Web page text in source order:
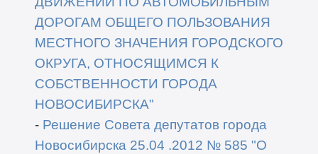
ДОРОГАМ ОБЩЕГО ПОЛЬЗОВАНИЯ
МЕСТНОГО ЗНАЧЕНИЯ ГОРОДСКОГО
ОКРУГА, ОТНОСЯЩИМСЯ К
СОБСТВЕННОСТИ ГОРОДА
НОВОСИБИРСКА"
- Решение Совета депутатов города
Новосибирска 25.04 .2012 № 585 "О